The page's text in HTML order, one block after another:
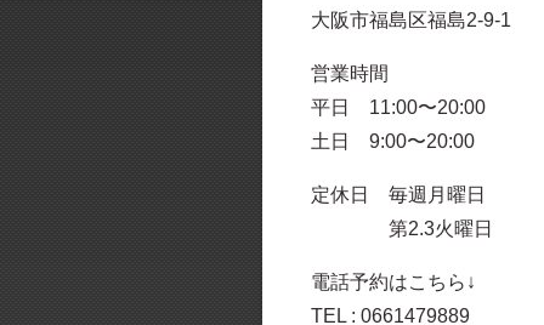
大阪市福島区福島2-9-1
営業時間
平日 11:00〜20:00
土日 9:00〜20:00
定休日 毎週月曜日
第2.3火曜日
電話予約はこちら↓
TEL : 0661479889